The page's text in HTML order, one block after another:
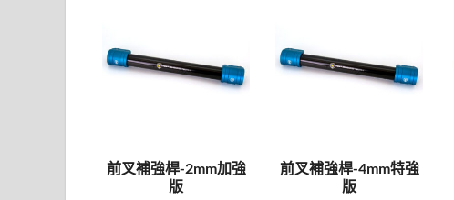
前叉補強桿-2mm加強
版
前叉補強桿-4mm特強
版